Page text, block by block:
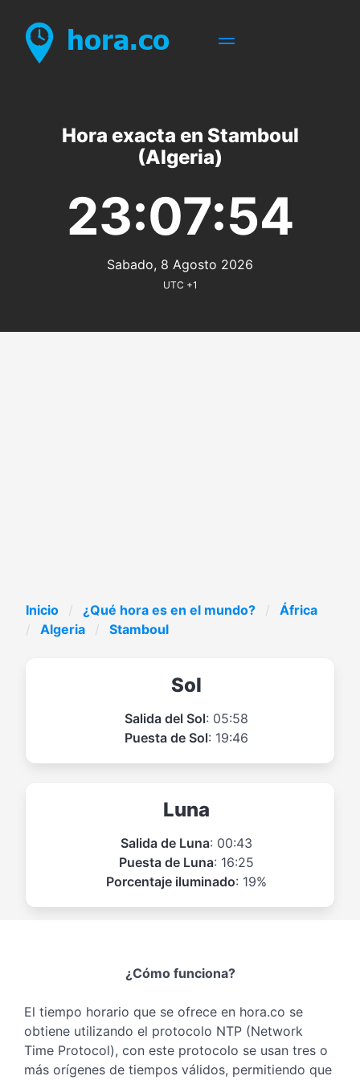
Hora exacta en Stamboul
(Algeria)
23:07:54
Sabado, 8 Agosto 2026
UTC +1
Inicio ¿Qué hora es en el mundo?
África
Algeria
Stamboul
Sol
Salida del Sol: 05:58
Puesta de Sol: 19:46
Luna
Salida de Luna: 00:43
Puesta de Luna: 16:25
Porcentaje iluminado: 19%
¿Cómo funciona?
El tiempo horario que se ofrece en hora.co se
obtiene utilizando el protocolo NTP (Network
Time Protocol), con este protocolo se usan tres o
más orígenes de tiempos válidos, permitiendo que